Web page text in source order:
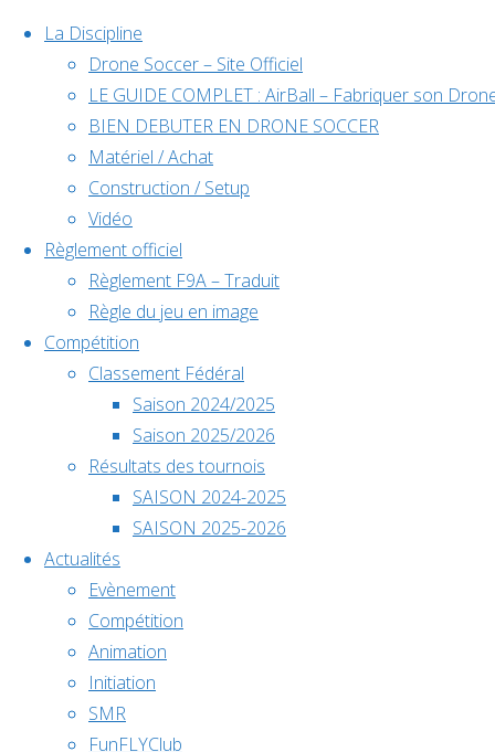
content
La Discipline
Drone Soccer – Site Officiel
LE GUIDE COMPLET : AirBall – Fabriquer son
BIEN DEBUTER EN DRONE SOCCER
Matériel / Achat
Construction / Setup
Vidéo
Règlement officiel
Règlement F9A – Traduit
Règle du jeu en image
Compétition
Classement Fédéral
Saison 2024/2025
Saison 2025/2026
Résultats des tournois
SAISON 2024-2025
SAISON 2025-2026
Actualités
Evènement
Compétition
Animation
Initiation
SMR
FunFLYClub
Évènements
à venir
5 décembre @
-6
Championnat
Salon
©2024 Drone Soccer